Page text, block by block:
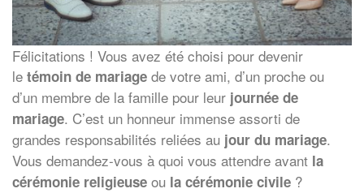
Félicitations ! Vous avez été choisi pour devenir
le témoin de mariage de votre ami, d’un proche ou
d’un membre de la famille pour leur journée de
mariage. C’est un honneur immense assorti de
grandes responsabilités reliées au jour du mariage.
Vous demandez-vous à quoi vous attendre avant la
cérémonie religieuse ou la cérémonie civile ?